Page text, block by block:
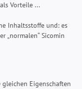
Vorteile ...
Inhaltsstoffe und: es
„normalen“ Sicomin
Eigenschaften